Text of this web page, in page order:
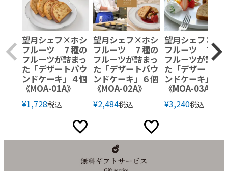
望月シェフ×ホシ
フルーツ ７種の
フルーツが詰まっ
た「デザートパウ
ンドケーキ」４個
《MOA-01A》
¥1,728税込
望月シェフ×ホシ
フルーツ ７種の
フルーツが詰まっ
た「デザートパウ
ンドケーキ」６個
《MOA-02A》
¥2,484税込
望月シェフ×ホ
フルーツ ７種
フルーツが詰ま
た「デザートパ
ンドケーキ」８
《MOA-03A》
¥3,240税込